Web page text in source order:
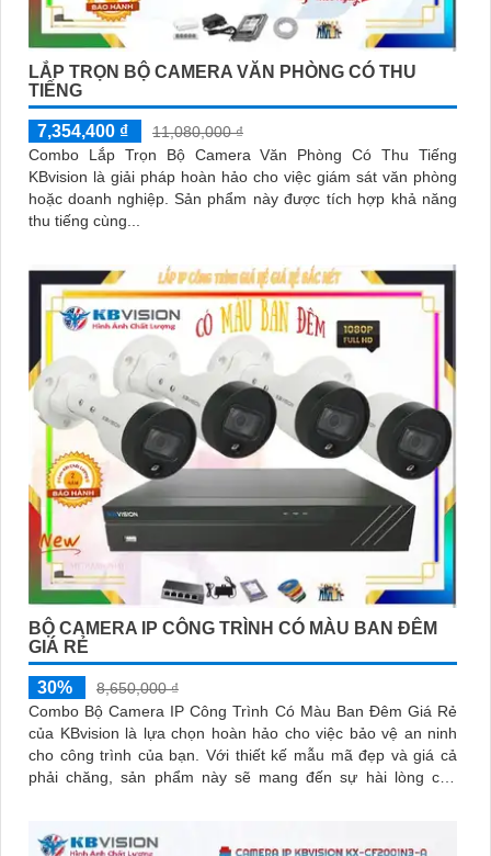
LẮP TRỌN BỘ CAMERA VĂN PHÒNG CÓ THU
TIẾNG
7,354,400 ₫
11,080,000 ₫
Combo Lắp Trọn Bộ Camera Văn Phòng Có Thu Tiếng
KBvision là giải pháp hoàn hảo cho việc giám sát văn phòng
hoặc doanh nghiệp. Sản phẩm này được tích hợp khả năng
thu tiếng cùng...
BỘ CAMERA IP CÔNG TRÌNH CÓ MÀU BAN ĐÊM
GIÁ RẺ
30%
8,650,000 ₫
Combo Bộ Camera IP Công Trình Có Màu Ban Đêm Giá Rẻ
của KBvision là lựa chọn hoàn hảo cho việc bảo vệ an ninh
cho công trình của bạn. Với thiết kế mẫu mã đẹp và giá cả
phải chăng, sản phẩm này sẽ mang đến sự hài lòng cho